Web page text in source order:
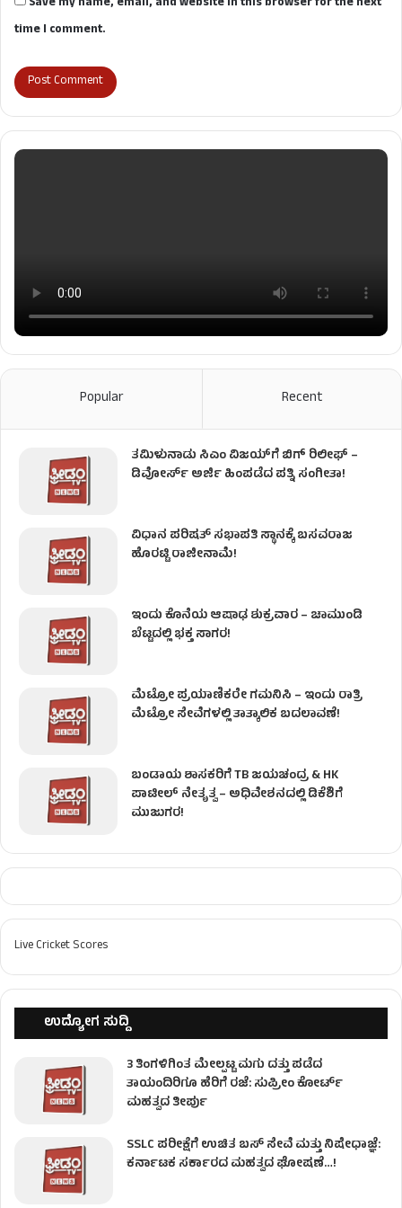
time I comment.
Popular Recent
ತಮಿಳುನಾಡು ಸಿಎಂ ವಿಜಯ್‌ಗೆ ಬಿಗ್ ರಿಲೀಫ್ –
ಡಿವೋರ್ಸ್ ಅರ್ಜಿ ಹಿಂಪಡೆದ ಪತ್ನಿ ಸಂಗೀತಾ!
ವಿಧಾನ ಪರಿಷತ್ ಸಭಾಪತಿ ಸ್ಥಾನಕ್ಕೆ ಬಸವರಾಜ
ಹೊರಟ್ಟಿ ರಾಜೀನಾಮೆ!
ಇಂದು ಕೊನೆಯ ಆಷಾಢ ಶುಕ್ರವಾರ – ಚಾಮುಂಡಿ
ಬೆಟ್ಟದಲ್ಲಿ ಭಕ್ತ ಸಾಗರ!
ಮೆಟ್ರೋ ಪ್ರಯಾಣಿಕರೇ ಗಮನಿಸಿ – ಇಂದು ರಾತ್ರಿ
ಮೆಟ್ರೋ ಸೇವೆಗಳಲ್ಲಿ ತಾತ್ಕಾಲಿಕ ಬದಲಾವಣೆ!
ಬಂಡಾಯ ಶಾಸಕರಿಗೆ TB ಜಯಚಂದ್ರ & HK
ಪಾಟೀಲ್ ನೇತೃತ್ವ – ಅಧಿವೇಶನದಲ್ಲಿ ಡಿಕೆಶಿಗೆ
ಮುಜುಗರ!
Live Cricket Scores
ಉದ್ಯೋಗ ಸುದ್ದಿ
3 ತಿಂಗಳಿಗಿಂತ ಮೇಲ್ಪಟ್ಟ ಮಗು ದತ್ತು ಪಡೆದ
ತಾಯಂದಿರಿಗೂ ಹೆರಿಗೆ ರಜೆ: ಸುಪ್ರೀಂ ಕೋರ್ಟ್
ಮಹತ್ವದ ತೀರ್ಪು
SSLC ಪರೀಕ್ಷೆಗೆ ಉಚಿತ ಬಸ್ ಸೇವೆ ಮತ್ತು ನಿಷೇಧಾಜ್ಞೆ:
ಕರ್ನಾಟಕ ಸರ್ಕಾರದ ಮಹತ್ವದ ಘೋಷಣೆ…!